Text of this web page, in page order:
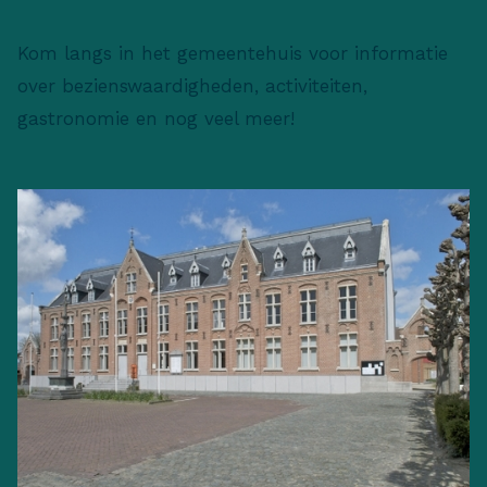
Kom langs in het gemeentehuis voor informatie
over bezienswaardigheden, activiteiten,
gastronomie en nog veel meer!